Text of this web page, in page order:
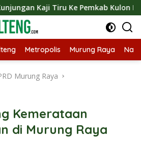
Tiru Ke Pemkab Kulon Progo
Metropolis Murung Raya
Murung Raya
Kemerataan
di Murung Raya